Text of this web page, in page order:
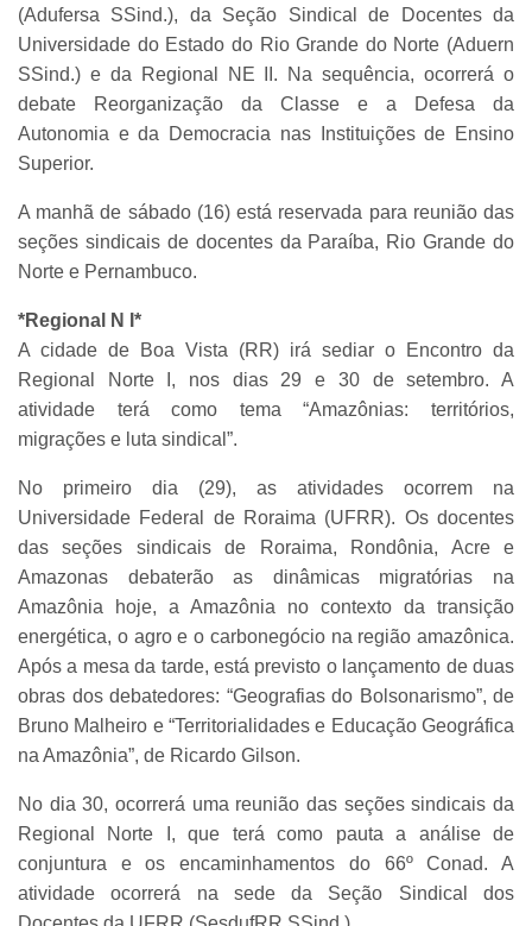
(Adufersa SSind.), da Seção Sindical de Docentes da
Universidade do Estado do Rio Grande do Norte (Aduern
SSind.) e da Regional NE II. Na sequência, ocorrerá o
debate Reorganização da Classe e a Defesa da
Autonomia e da Democracia nas Instituições de Ensino
Superior.
A manhã de sábado (16) está reservada para reunião das
seções sindicais de docentes da Paraíba, Rio Grande do
Norte e Pernambuco.
*Regional N I*
A cidade de Boa Vista (RR) irá sediar o Encontro da
Regional Norte I, nos dias 29 e 30 de setembro. A
atividade terá como tema “Amazônias: territórios,
migrações e luta sindical”.
No primeiro dia (29), as atividades ocorrem na
Universidade Federal de Roraima (UFRR). Os docentes
das seções sindicais de Roraima, Rondônia, Acre e
Amazonas debaterão as dinâmicas migratórias na
Amazônia hoje, a Amazônia no contexto da transição
energética, o agro e o carbonegócio na região amazônica.
Após a mesa da tarde, está previsto o lançamento de duas
obras dos debatedores: “Geografias do Bolsonarismo”, de
Bruno Malheiro e “Territorialidades e Educação Geográfica
na Amazônia”, de Ricardo Gilson.
No dia 30, ocorrerá uma reunião das seções sindicais da
Regional Norte I, que terá como pauta a análise de
conjuntura e os encaminhamentos do 66º Conad. A
atividade ocorrerá na sede da Seção Sindical dos